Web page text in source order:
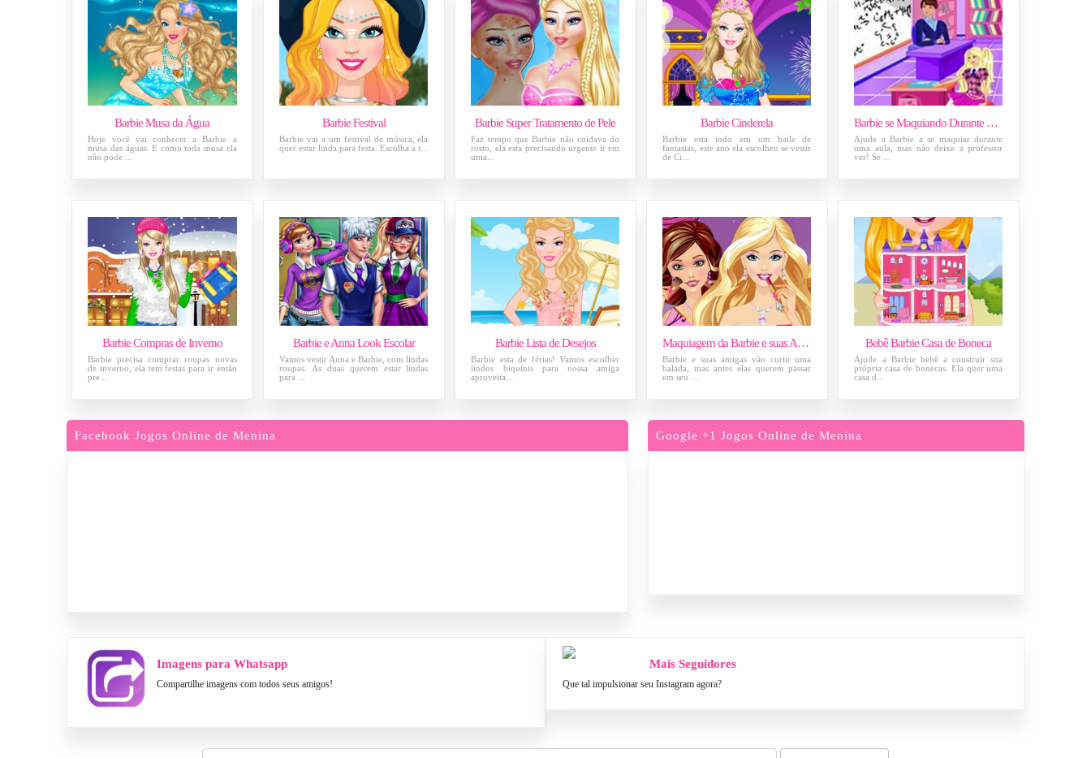
Barbie Musa da Água
Hoje você vai conhecer a Barbie a
musa das águas. E como toda musa ela
não pode ...
Barbie Festival
Barbie vai a um festival de música, ela
quer estar linda para festa. Escolha a r...
Barbie Super Tratamento de Pele
Faz tempo que Barbie não cuidava do
rosto, ela esta precisando urgente ir em
uma...
Barbie Cinderela
Barbie esta indo em um baile de
fantasias, este ano ela escolheu se vestir
de Ci...
Barbie se Maquiando Durante a Aula
Ajude a Barbie a se maquiar durante
uma aula, mas não deixe a professor
ver! Se ...
Barbie Compras de Inverno
Barbie precisa comprar roupas novas
de inverno, ela tem festas para ir então
pre...
Barbie e Anna Look Escolar
Vamos vestir Anna e Barbie, com lindas
roupas. As duas querem estar lindas
para ...
Barbie Lista de Desejos
Barbie esta de férias! Vamos escolher
lindos biquínis para nossa amiga
aproveita...
Maquiagem da Barbie e suas Amigas
Barbie e suas amigas vão curtir uma
balada, mas antes elas querem passar
em seu ...
Bebê Barbie Casa de Boneca
Ajude a Barbie bebê a construir sua
própria casa de bonecas. Ela quer uma
casa d...
Facebook Jogos Online de Menina Google +1 Jogos Online de Menina
Imagens para Whatsapp
Compartilhe imagens com todos seus amigos!
Mais Seguidores
Que tal impulsionar seu Instagram agora?